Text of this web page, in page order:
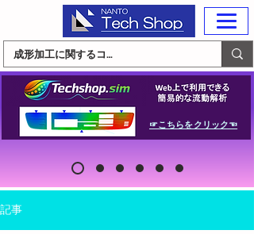
☞こちらをクリック☜
記事